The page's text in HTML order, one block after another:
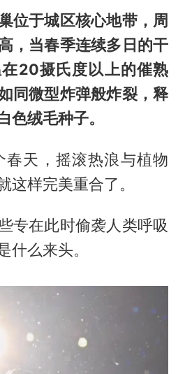
位于城区核心地带，周
，当春季连续多日的干
20摄氏度以上的催熟
同微型炸弹般炸裂，释
色绒毛种子。
天，摇滚热浪与植物
这样完美重合了。
专在此时偷袭人类呼吸
什么来头。